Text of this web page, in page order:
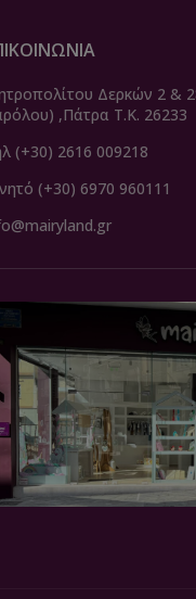
Δερκών 2 &
,Πάτρα Τ.Κ. 26233
(+30) 2616 009218
(+30) 6970 960111